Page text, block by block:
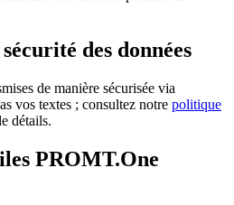
des données
de manière sécurisée via
vos textes ; consultez notre politique
détails.
PROMT.One